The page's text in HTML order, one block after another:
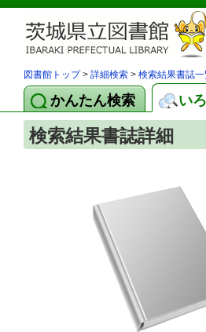
図書館トップ> 詳細検索 > 検索結果書誌
かんたん検索 い
検索結果書誌詳細